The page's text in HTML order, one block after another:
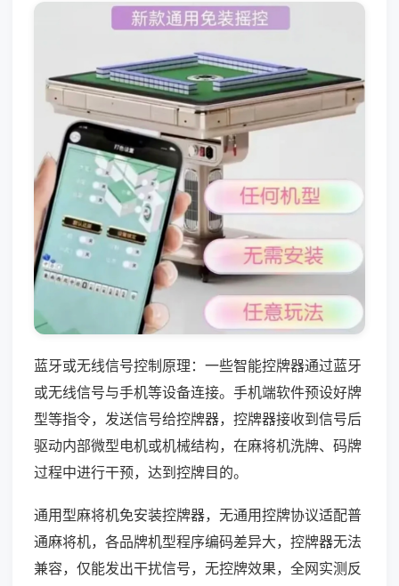
蓝牙或无线信号控制原理：一些智能控牌器通过蓝牙
或无线信号与手机等设备连接。手机端软件预设好牌
型等指令，发送信号给控牌器，控牌器接收到信号后
驱动内部微型电机或机械结构，在麻将机洗牌、码牌
过程中进行干预，达到控牌目的。
通用型麻将机免安装控牌器，无通用控牌协议适配普
通麻将机，各品牌机型程序编码差异大，控牌器无法
兼容，仅能发出干扰信号，无控牌效果，全网实测反